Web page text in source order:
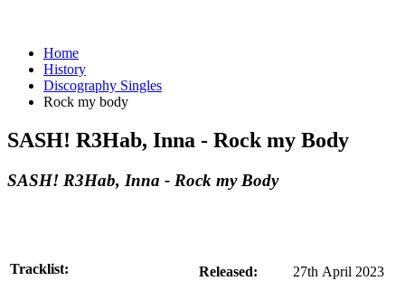
Home
History
Discography Singles
Rock my body
SASH! R3Hab, Inna - Rock my Body
SASH! R3Hab, Inna - Rock my Body
Tracklist:
Released: 27th April 2023